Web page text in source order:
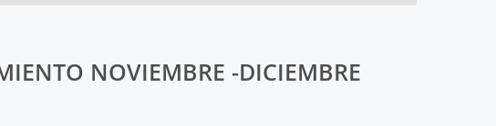
NOVIEMBRE -DICIEMBRE